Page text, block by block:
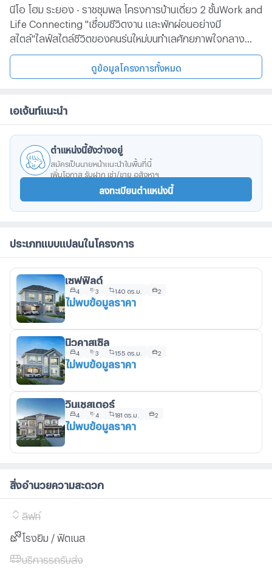
นีโอ โฮม ระยอง - ราชชุมพล โครงการบ้านเดี่ยว 2 ชั้นWork and
Life Connecting "เชื่อมชีวิตงาน และพักผ่อนอย่างมี
สไตล์"ไลฟ์สไตล์ชีวิตของคนรุ่นใหม่บนทำเลศักยภาพใจกลาง
เชื่อมต่อชีวิตการทำงานกับการพักผ่อนได้อย่างลงตัว ตอบโจทย์
การใช้ชีวิตยุคใหม่ได้อย่างสมบูรณ์แบบ ยกระดับคุณภาพชีวิตที่
เมืองระยองถนนสุขุมวิทใกล้แหล่งอำนวยความสะดวกCentral
ระยองPassione Shopping ระยองรร.เซนต์โยเซฟระยอง
รร.อัสสัมชัญระยอง รพ.กรุงเทพระยอง รพ.ระยอง หาด
แสงจันทร์ นิคมฯมาบตาพุด สนามบินอู่ตะเภา
ดูข้อมูลโครงการทั้งหมด
เอเจ้นท์แนะนำ
ตำแหน่งนี้ยังว่างอยู่
สมัครเป็นนายหน้าแนะนำในพื้นที่นี้
เพิ่มโอกาส รับฝาก เช่า/ขาย อสังหาฯ
ลงทะเบียนตำแหน่งนี้
ประเภทแบบแปลนในโครงการ
เซฟฟิลด์
4 3 140 ตร.ม. 2
ไม่พบข้อมูลราคา
นิวคาสเซิล
4 3 155 ตร.ม. 2
ไม่พบข้อมูลราคา
วินเชสเตอร์
4 4 181 ตร.ม. 2
ไม่พบข้อมูลราคา
สิ่งอำนวยความสะดวก
ลิฟท์
โรงยิม / ฟิตเนส
บริการรถรับส่ง